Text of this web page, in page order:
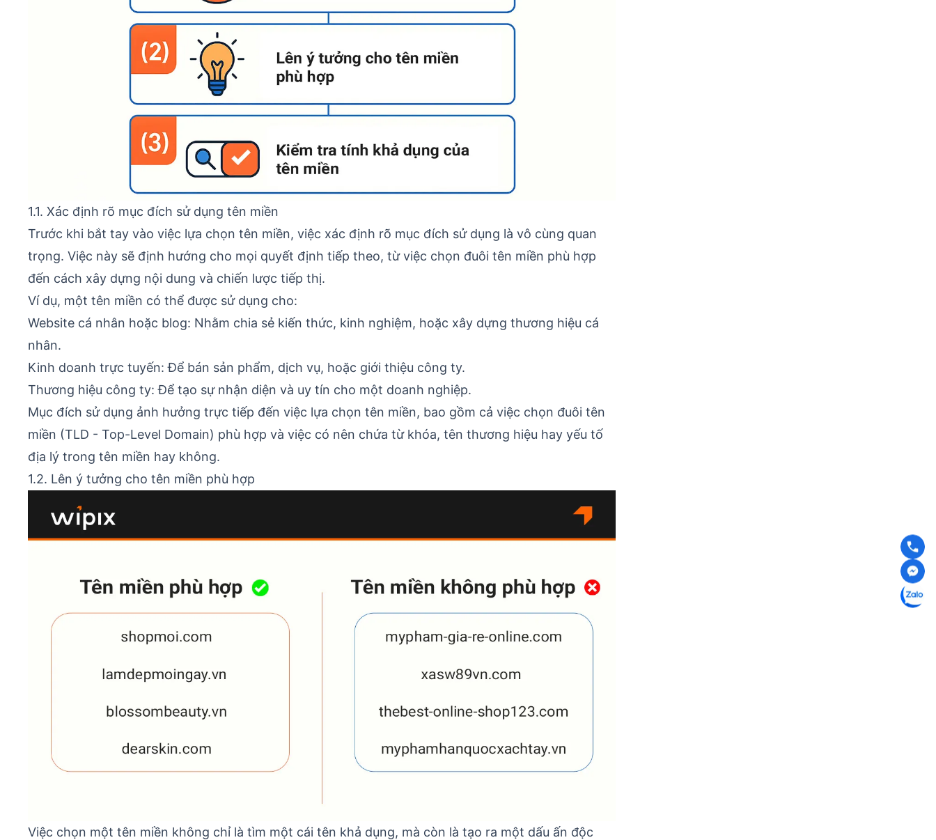
1.1. Xác định rõ mục đích sử dụng tên miền
Trước khi bắt tay vào việc lựa chọn tên miền, việc xác định rõ mục đích sử dụng là vô cùng quan
trọng. Việc này sẽ định hướng cho mọi quyết định tiếp theo, từ việc chọn đuôi tên miền phù hợp
đến cách xây dựng nội dung và chiến lược tiếp thị.
Ví dụ, một tên miền có thể được sử dụng cho:
Website cá nhân hoặc blog: Nhằm chia sẻ kiến thức, kinh nghiệm, hoặc xây dựng thương hiệu cá
nhân.
Kinh doanh trực tuyến: Để bán sản phẩm, dịch vụ, hoặc giới thiệu công ty.
Thương hiệu công ty: Để tạo sự nhận diện và uy tín cho một doanh nghiệp.
Mục đích sử dụng ảnh hưởng trực tiếp đến việc lựa chọn tên miền, bao gồm cả việc chọn đuôi tên
miền (TLD - Top-Level Domain) phù hợp và việc có nên chứa từ khóa, tên thương hiệu hay yếu tố
địa lý trong tên miền hay không.
1.2. Lên ý tưởng cho tên miền phù hợp
Việc chọn một tên miền không chỉ là tìm một cái tên khả dụng, mà còn là tạo ra một dấu ấn độc